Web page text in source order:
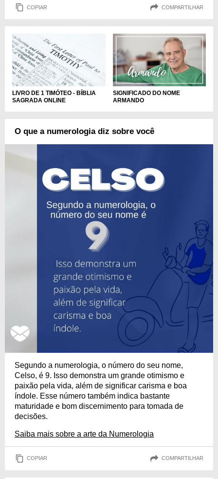
COPIAR COMPARTILHAR
LIVRO DE 1 TIMÓTEO - BÍBLIA
SAGRADA ONLINE
SIGNIFICADO DO NOME
ARMANDO
O que a numerologia diz sobre você
Segundo a numerologia, o número do seu nome,
Celso, é 9. Isso demonstra um grande otimismo e
paixão pela vida, além de significar carisma e boa
índole. Esse número também indica bastante
maturidade e bom discernimento para tomada de
decisões.
Saiba mais sobre a arte da Numerologia
COPIAR COMPARTILHAR